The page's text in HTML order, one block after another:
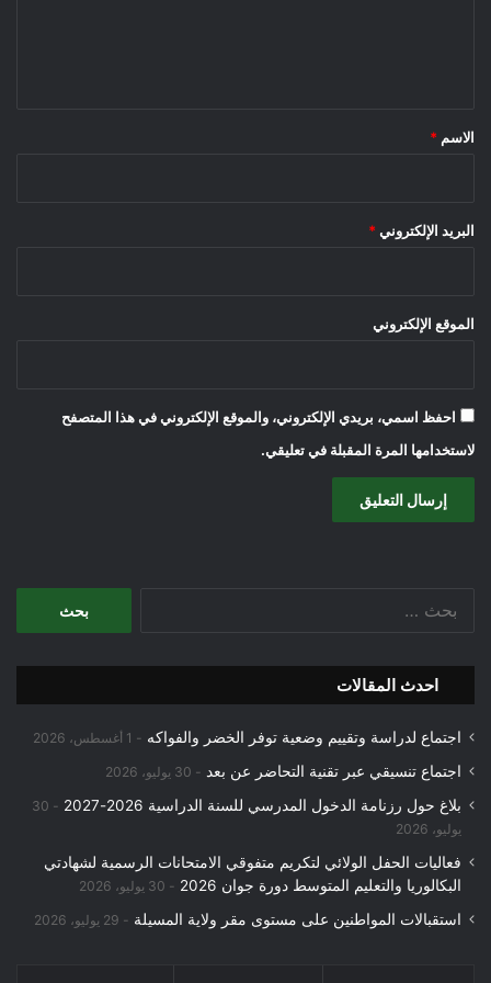
*
الاسم *
البريد الإلكتروني *
الموقع الإلكتروني
احفظ اسمي، بريدي الإلكتروني، والموقع الإلكتروني في هذا المتصفح
لاستخدامها المرة المقبلة في تعليقي.
احدث المقالات
اجتماع لدراسة وتقييم وضعية توفر الخضر والفواكه 1 أغسطس، 2026
اجتماع تنسيقي عبر تقنية التحاضر عن بعد 30 يوليو، 2026
بلاغ حول رزنامة الدخول المدرسي للسنة الدراسية 2026-2027
30
يوليو، 2026
فعاليات الحفل الولائي لتكريم متفوقي الامتحانات الرسمية لشهادتي
البكالوريا والتعليم المتوسط دورة جوان 2026
30 يوليو، 2026
استقبالات المواطنين على مستوى مقر ولاية المسيلة 29 يوليو، 2026